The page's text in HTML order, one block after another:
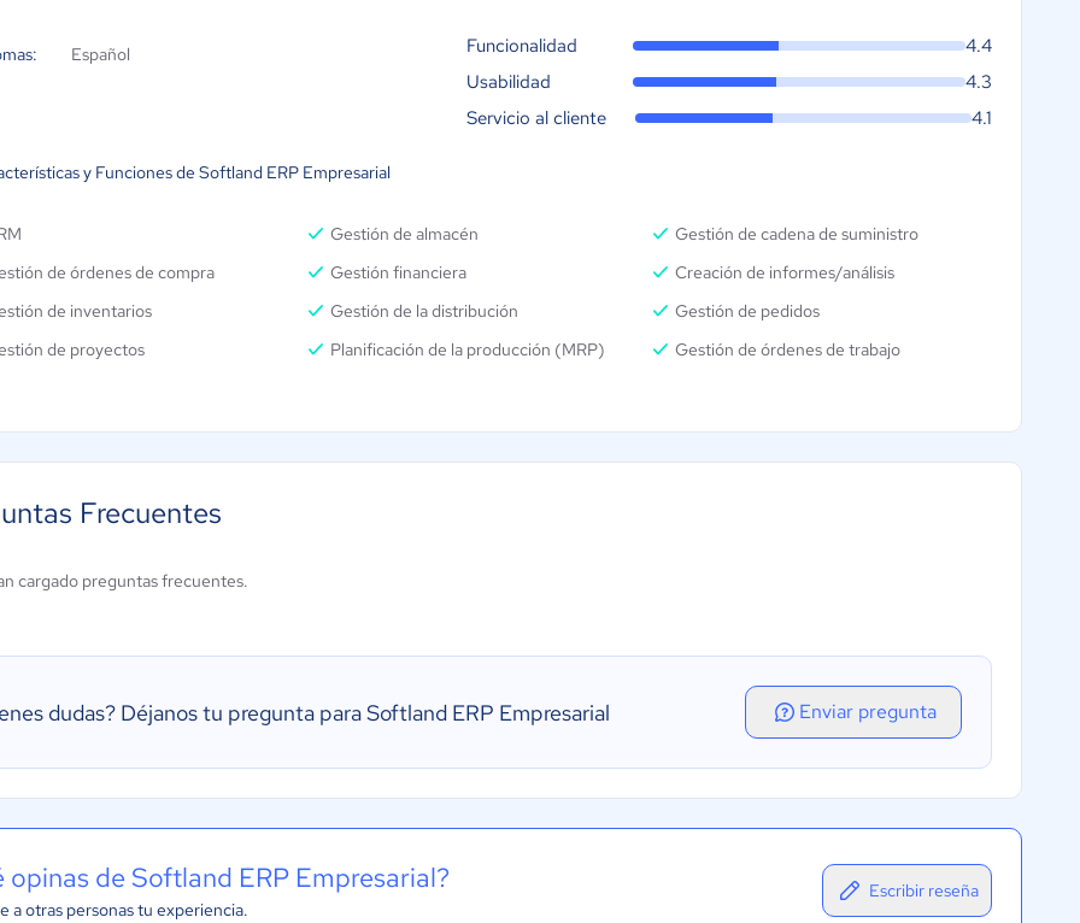
Español Funcionalidad
4.4
Usabilidad
4.3
Servicio al cliente
4.1
y Funciones de Softland ERP Empresarial
Gestión de almacén
Gestión de cadena de suministro
de órdenes de compra
Gestión financiera
Creación de informes/análisis
de inventarios
Gestión de la distribución
Gestión de pedidos
de proyectos
Planificación de la producción (MRP) Gestión de órdenes de trabajo
Frecuentes
cargado preguntas frecuentes.
dudas? Déjanos tu pregunta para Softland ERP Empresarial Enviar pregunta
opinas de Softland ERP Empresarial?
a otras personas tu experiencia.
Escribir reseña